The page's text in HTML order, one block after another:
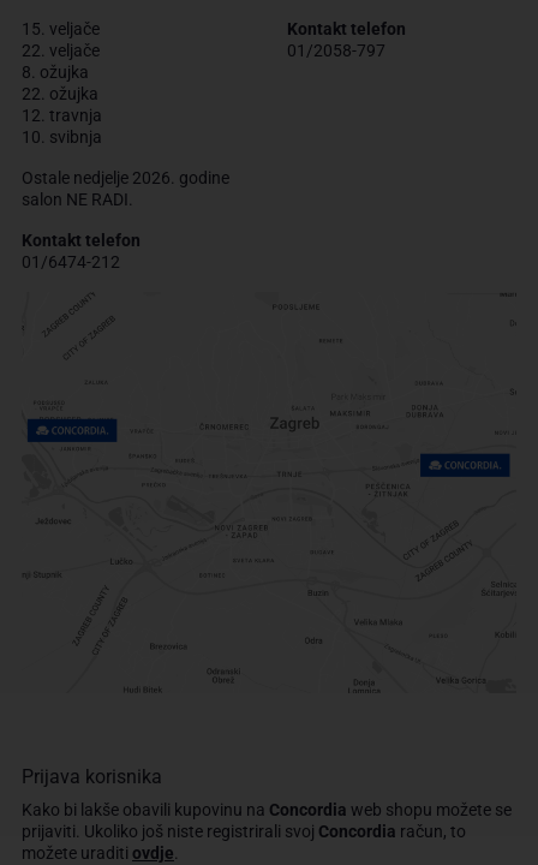
15. veljače
22. veljače
8. ožujka
22. ožujka
12. travnja
10. svibnja
Ostale nedjelje 2026. godine
salon NE RADI.
Kontakt telefon
01/6474-212
Kontakt telefon
01/2058-797
Prijava korisnika
Kako bi lakše obavili kupovinu na Concordia web shopu možete se
prijaviti. Ukoliko još niste registrirali svoj Concordia račun, to
možete uraditi ovdje